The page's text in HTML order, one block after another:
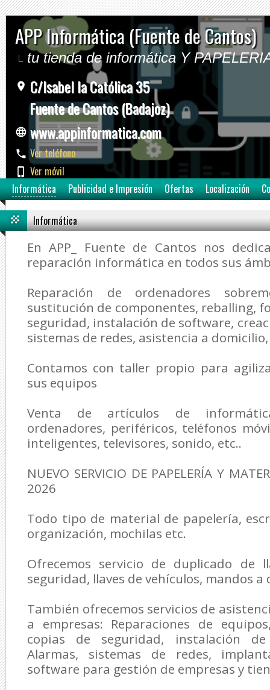
APP Informática (Fuente de Cantos)
tu tienda de informática Y
C/Isabel la Católica 35
Fuente de Cantos (Badajoz)
www.appinformatica.com
Ver teléfono
Ver móvil
Informática
Publicidad e Impresión Ofertas Localización
Informática
En APP_ Fuente de Cantos nos
reparación informática en todos sus
Reparación de ordenadores
sustitución de componentes, reballing,
seguridad, instalación de software,
sistemas de redes, asistencia a
Contamos con taller propio para
sus equipos
Venta de artículos de
ordenadores, periféricos, teléfonos
inteligentes, televisores, sonido, etc..
NUEVO SERVICIO DE PAPELERÍA Y
2026
Todo tipo de material de papelería,
organización, mochilas etc.
Ofrecemos servicio de duplicado de
seguridad, llaves de vehículos, mandos a
También ofrecemos servicios de
a empresas: Reparaciones de
copias de seguridad, instalación de
Alarmas, sistemas de redes,
software para gestión de empresas y